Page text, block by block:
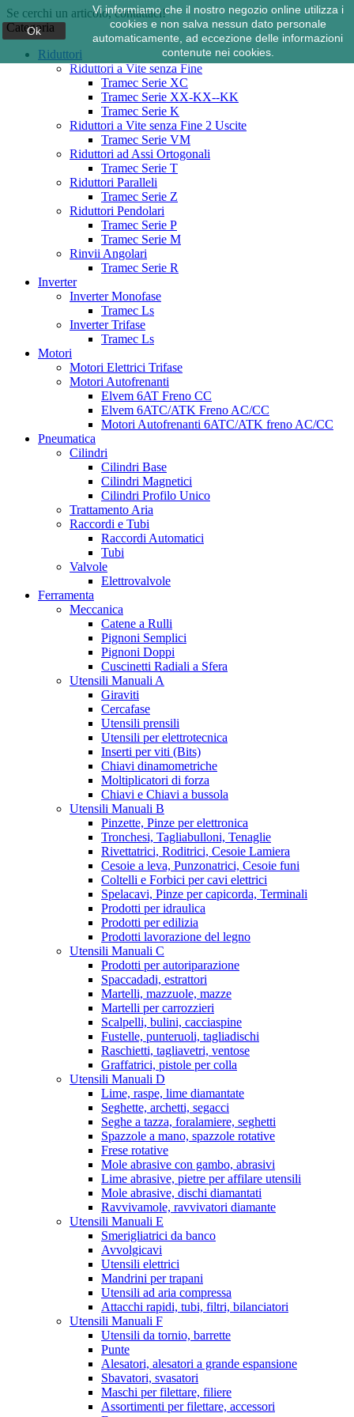
Se cerchi un articolo, contattaci!
Categoria
Riduttori
Riduttori a Vite senza Fine
Tramec Serie XC
Tramec Serie XX-KX--KK
Tramec Serie K
Riduttori a Vite senza Fine 2 Uscite
Tramec Serie VM
Riduttori ad Assi Ortogonali
Tramec Serie T
Riduttori Paralleli
Tramec Serie Z
Riduttori Pendolari
Tramec Serie P
Tramec Serie M
Rinvii Angolari
Tramec Serie R
Inverter
Inverter Monofase
Tramec Ls
Inverter Trifase
Tramec Ls
Motori
Motori Elettrici Trifase
Motori Autofrenanti
Elvem 6AT Freno CC
Elvem 6ATC/ATK Freno AC/CC
Motori Autofrenanti 6ATC/ATK freno AC/CC
Pneumatica
Cilindri
Cilindri Base
Cilindri Magnetici
Cilindri Profilo Unico
Trattamento Aria
Raccordi e Tubi
Raccordi Automatici
Tubi
Valvole
Elettrovalvole
Ferramenta
Meccanica
Catene a Rulli
Pignoni Semplici
Pignoni Doppi
Cuscinetti Radiali a Sfera
Utensili Manuali A
Giraviti
Cercafase
Utensili prensili
Utensili per elettrotecnica
Inserti per viti (Bits)
Chiavi dinamometriche
Moltiplicatori di forza
Chiavi e Chiavi a bussola
Utensili Manuali B
Pinzette, Pinze per elettronica
Tronchesi, Tagliabulloni, Tenaglie
Rivettatrici, Roditrici, Cesoie Lamiera
Cesoie a leva, Punzonatrici, Cesoie funi
Coltelli e Forbici per cavi elettrici
Spelacavi, Pinze per capicorda, Terminali
Prodotti per idraulica
Prodotti per edilizia
Prodotti lavorazione del legno
Utensili Manuali C
Prodotti per autoriparazione
Spaccadadi, estrattori
Martelli, mazzuole, mazze
Martelli per carrozzieri
Scalpelli, bulini, cacciaspine
Fustelle, punteruoli, tagliadischi
Raschietti, tagliavetri, ventose
Graffatrici, pistole per colla
Utensili Manuali D
Lime, raspe, lime diamantate
Seghette, archetti, segacci
Seghe a tazza, foralamiere, seghetti
Spazzole a mano, spazzole rotative
Frese rotative
Mole abrasive con gambo, abrasivi
Lime abrasive, pietre per affilare utensili
Mole abrasive, dischi diamantati
Ravvivamole, ravvivatori diamante
Utensili Manuali E
Smerigliatrici da banco
Avvolgicavi
Utensili elettrici
Mandrini per trapani
Utensili ad aria compressa
Attacchi rapidi, tubi, filtri, bilanciatori
Utensili Manuali F
Utensili da tornio, barrette
Punte
Alesatori, alesatori a grande espansione
Sbavatori, svasatori
Maschi per filettare, filiere
Assortimenti per filettare, accessori
Ok
Vi informiamo che il nostro negozio online utilizza i
cookies e non salva nessun dato personale
automaticamente, ad eccezione delle informazioni
contenute nei cookies.